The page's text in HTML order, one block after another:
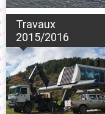
Travaux
2015/2016